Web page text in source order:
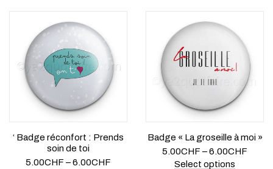
‘ Badge réconfort : Prends
soin de toi
5.00CHF –6.00CHF
Badge « La groseille à moi »
5.00CHF –6.00CHF
Select options